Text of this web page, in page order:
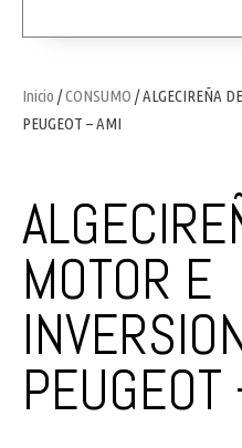
Inicio /CONSUMO / ALGECIREÑA
PEUGEOT – AMI
MOTOR E